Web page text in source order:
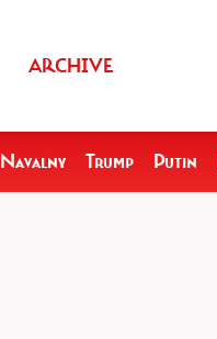
ARCHIVE
Navalny Trump Putin